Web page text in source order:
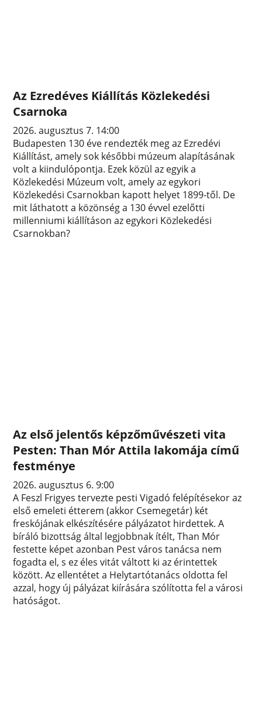
Az Ezredéves Kiállítás Közlekedési
Csarnoka
2026. augusztus 7. 14:00
Budapesten 130 éve rendezték meg az Ezredévi
Kiállítást, amely sok későbbi múzeum alapításának
volt a kiindulópontja. Ezek közül az egyik a
Közlekedési Múzeum volt, amely az egykori
Közlekedési Csarnokban kapott helyet 1899-től. De
mit láthatott a közönség a 130 évvel ezelőtti
millenniumi kiállításon az egykori Közlekedési
Csarnokban?
Az első jelentős képzőművészeti vita
Pesten: Than Mór Attila lakomája című
festménye
2026. augusztus 6. 9:00
A Feszl Frigyes tervezte pesti Vigadó felépítésekor az
első emeleti étterem (akkor Csemegetár) két
freskójának elkészítésére pályázatot hirdettek. A
bíráló bizottság által legjobbnak ítélt, Than Mór
festette képet azonban Pest város tanácsa nem
fogadta el, s ez éles vitát váltott ki az érintettek
között. Az ellentétet a Helytartótanács oldotta fel
azzal, hogy új pályázat kiírására szólította fel a városi
hatóságot.